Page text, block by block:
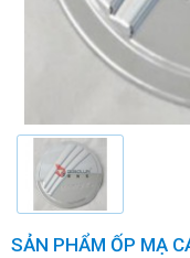
SẢN PHẨM ỐP MẠ